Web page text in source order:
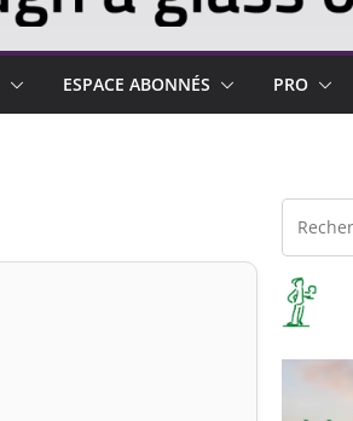
ESPACE ABONNÉS PRO